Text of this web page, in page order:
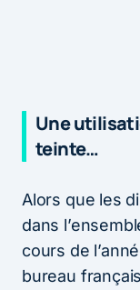
Une
teinte…
Alors que les
dans
cours de
bureau